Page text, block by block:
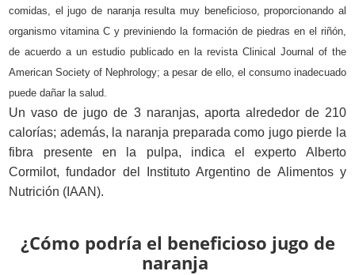
comidas, el jugo de naranja resulta muy beneficioso, proporcionando al
organismo vitamina C y previniendo la formación de piedras en el riñón,
de acuerdo a un estudio publicado en la revista Clinical Journal of the
American Society of Nephrology; a pesar de ello, el consumo inadecuado
puede dañar la salud.
Un vaso de jugo de 3 naranjas, aporta alrededor de 210
calorías; además, la naranja preparada como jugo pierde la
fibra presente en la pulpa, indica el experto Alberto
Cormilot, fundador del Instituto Argentino de Alimentos y
Nutrición (IAAN).
¿Cómo podría el beneficioso jugo de
naranja